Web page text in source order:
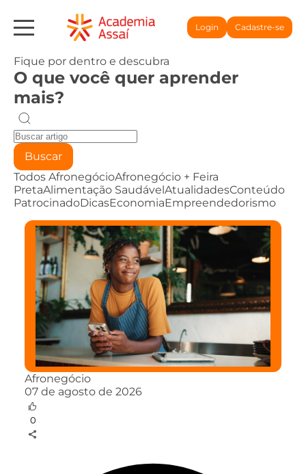
Login Cadastre-se
Fique por dentro e descubra
O que você quer aprender
mais?
Buscar
Todos AfronegócioAfronegócio + Feira
PretaAlimentação SaudávelAtualidadesConteúdo
PatrocinadoDicasEconomiaEmpreendedorismo
Afronegócio
07 de agosto de 2026
0